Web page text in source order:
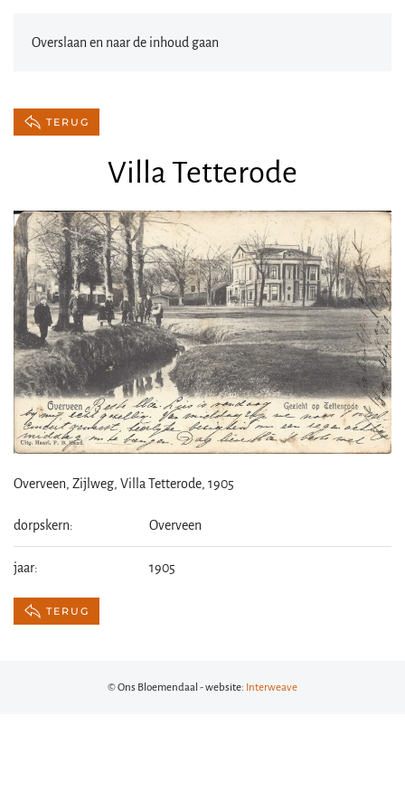
Overslaan en naar de inhoud gaan
TERUG
Villa Tetterode
Overveen, Zijlweg, Villa Tetterode, 1905
dorpskern: Overveen
jaar: 1905
TERUG
© Ons Bloemendaal - website: Interweave